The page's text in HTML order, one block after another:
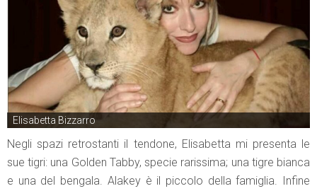
Elisabetta Bizzarro
Negli spazi retrostanti il tendone, Elisabetta mi presenta le
sue tigri: una Golden Tabby, specie rarissima; una tigre bianca
e una del bengala. Alakey è il piccolo della famiglia. Infine